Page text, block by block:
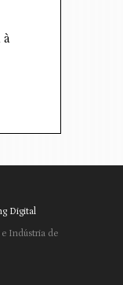
à
Digital
e Indústria de